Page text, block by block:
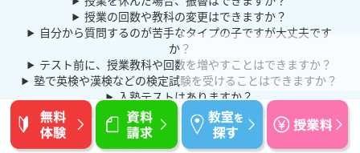
授業の回数や教科の変更はできますか？
自分から質問するのが苦手なタイプの子ですが大丈夫です
か？
テスト前に、授業教科や回数を増やすことはできますか？
塾で英検や漢検などの検定試験を受けることはできますか？
入塾テストはありますか？
進路の相談に乗ってほしいのですが？